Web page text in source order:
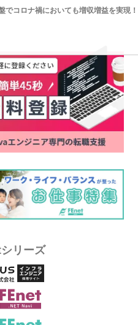
でコロナ禍においても増収増益を実現！
リーズ